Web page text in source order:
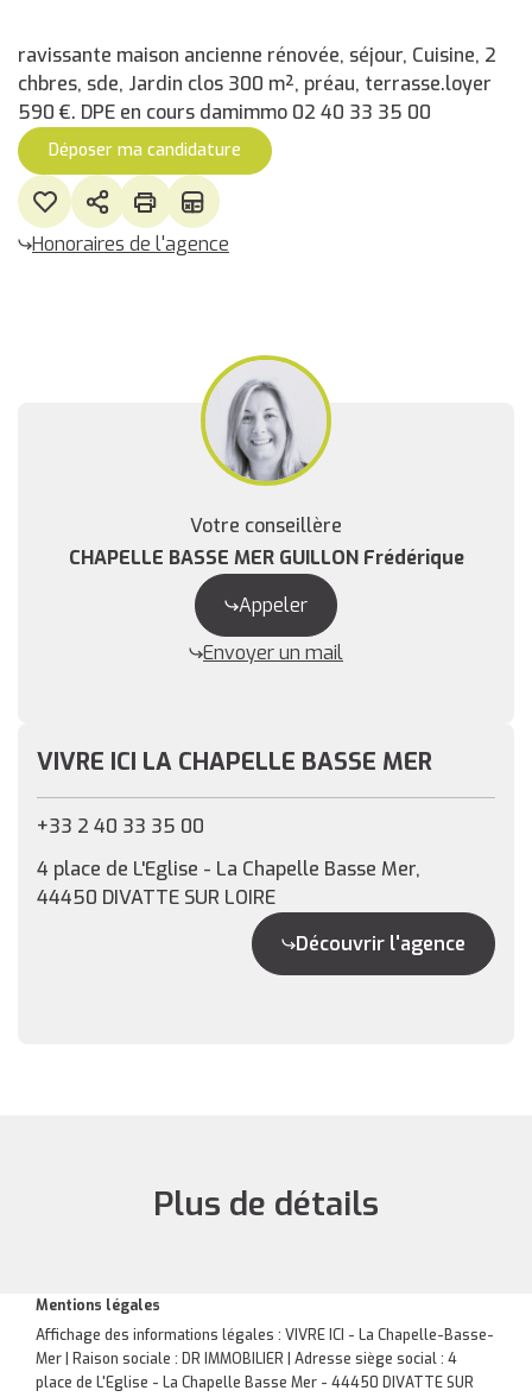
ravissante maison ancienne rénovée, séjour, Cuisine, 2
chbres, sde, Jardin clos 300 m², préau, terrasse.loyer
590 €. DPE en cours damimmo 02 40 33 35 00
Déposer ma candidature
Honoraires de l'agence
Votre conseillère
CHAPELLE BASSE MER GUILLON Frédérique
Appeler
Envoyer un mail
VIVRE ICI LA CHAPELLE BASSE MER
+33 2 40 33 35 00
4 place de L'Eglise - La Chapelle Basse Mer,
44450 DIVATTE SUR LOIRE
Découvrir l'agence
Plus de détails
Mentions légales
Affichage des informations légales : VIVRE ICI - La Chapelle-Basse-
Mer | Raison sociale : DR IMMOBILIER | Adresse siège social : 4
place de L'Eglise - La Chapelle Basse Mer - 44450 DIVATTE SUR